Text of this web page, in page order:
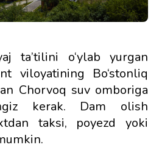
ta’tilini o‘ylab yurgan
viloyatining Bo‘stonliq
Chorvoq suv omboriga
kerak. Dam olish
taksi, poyezd yoki